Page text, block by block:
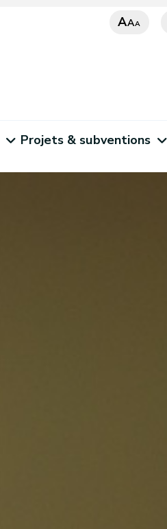
AAA
Projets & subventions